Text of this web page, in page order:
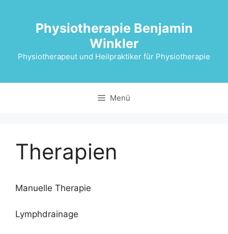
Physiotherapie Benjamin
Winkler
Physiotherapeut und Heilpraktiker für Physiotherapie
Menü
Therapien
Manuelle Therapie
Lymphdrainage